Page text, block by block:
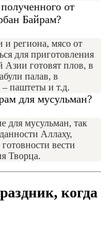
от
Байрам?
и региона, мясо от
для приготовления
готовят плов, в
палав, в
паштеты и т.д.
для мусульман?
для мусульман, так
Аллаху,
вести
Творца.
когда